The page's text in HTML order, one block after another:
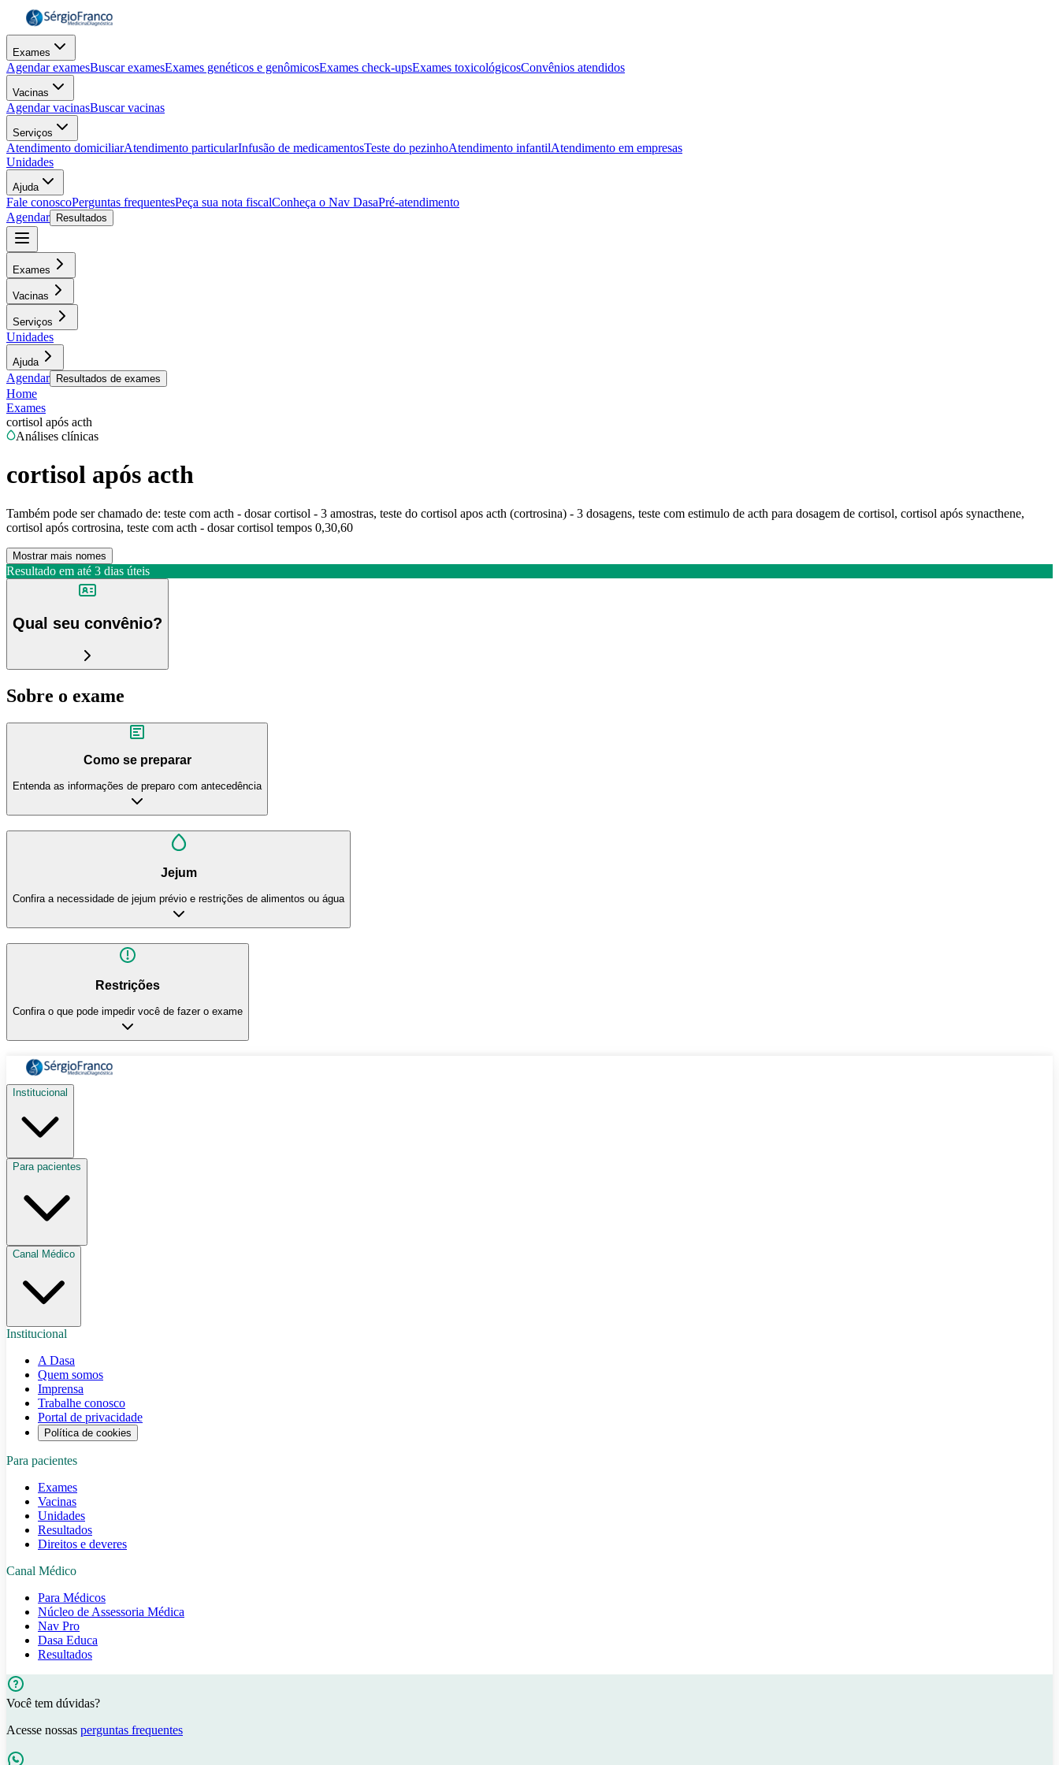
Exames
Agendar examesBuscar examesExames genéticos e genômicosExames check-upsExames toxicológicosConvênios atendidos
Vacinas
Agendar vacinasBuscar vacinas
Serviços
Atendimento domiciliarAtendimento particularInfusão de medicamentosTeste do pezinhoAtendimento infantilAtendimento em empresas
Unidades
Ajuda
Fale conoscoPerguntas frequentesPeça sua nota fiscalConheça o Nav DasaPré-atendimento
Agendar
Resultados
Exames
Vacinas
Serviços
Unidades
Ajuda
Agendar Resultados de exames
Home
Exames
cortisol após acth
Análises clínicas
cortisol após acth
Também pode ser chamado de: teste com acth - dosar cortisol - 3 amostras, teste do cortisol apos acth (cortrosina) - 3 dosagens, teste com estimulo de acth para dosagem de cortisol, cortisol após synacthene,
cortisol após cortrosina, teste com acth - dosar cortisol tempos 0,30,60
Mostrar mais nomes
Resultado em até 3 dias úteis
Qual seu convênio?
Sobre o exame
Como se preparar
Entenda as informações de preparo com antecedência
Jejum
Confira a necessidade de jejum prévio e restrições de alimentos ou água
Restrições
Confira o que pode impedir você de fazer o exame
Institucional
Para pacientes
Canal Médico
Institucional
A Dasa
Quem somos
Imprensa
Trabalhe conosco
Portal de privacidade
Política de cookies
Para pacientes
Exames
Vacinas
Unidades
Resultados
Direitos e deveres
Canal Médico
Para Médicos
Núcleo de Assessoria Médica
Nav Pro
Dasa Educa
Resultados
Você tem dúvidas?
Acesse nossas perguntas frequentes